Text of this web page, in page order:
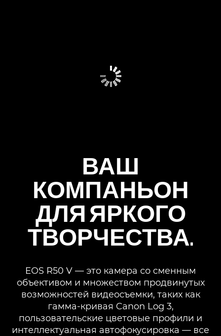
ВАШ
КОМПАНЬОН
ДЛЯ ЯРКОГО
ТВОРЧЕСТВА.
EOS R50 V — это камера со сменным
объективом и множеством продвинутых
возможностей видеосъемки, таких как
гамма-кривая Canon Log 3,
пользовательские цветовые профили и
интеллектуальная автофокусировка — все